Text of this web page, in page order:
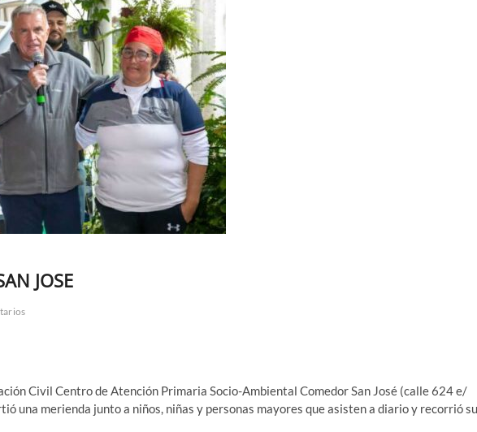
JOSE
Civil Centro de Atención Primaria Socio-Ambiental Comedor San José (calle 624 e/
una merienda junto a niños, niñas y personas mayores que asisten a diario y recorrió